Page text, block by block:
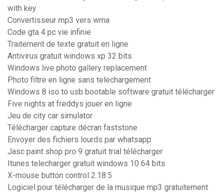
with key
Convertisseur mp3 vers wma
Code gta 4 pc vie infinie
Traitement de texte gratuit en ligne
Antivirus gratuit windows xp 32 bits
Windows live photo gallery replacement
Photo filtre en ligne sans telechargement
Windows 8 iso to usb bootable software gratuit télécharger
Five nights at freddys jouer en ligne
Jeu de city car simulator
Télécharger capture décran faststone
Envoyer des fichiers lourds par whatsapp
Jasc paint shop pro 9 gratuit trial télécharger
Itunes telecharger gratuit windows 10 64 bits
X-mouse button control 2.18.5
Logiciel pour télécharger de la musique mp3 gratuitement